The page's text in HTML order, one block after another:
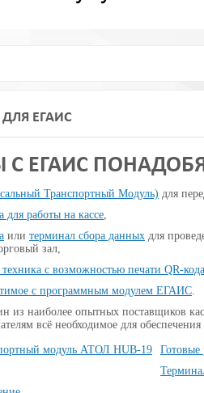
ЕГАИС
С ЕГАИС
Транспортный Модуль) для
для работы на кассе,
или терминал сбора данных для
зал,
техника с возможностью печати QR-кода
с программным модулем ЕГАИС.
из наиболее опытных поставщиков
всё необходимое для
модуль АТОЛ HUB-19
Готовые